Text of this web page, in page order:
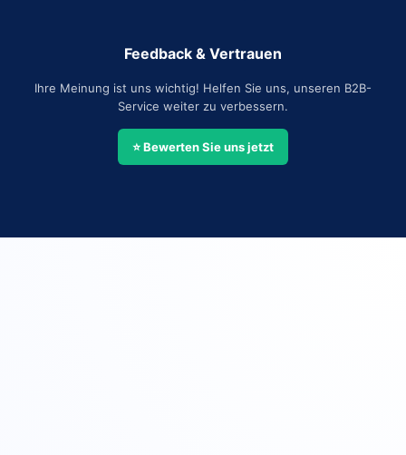
Feedback & Vertrauen
Ihre Meinung ist uns wichtig! Helfen Sie uns, unseren B2B-
Service weiter zu verbessern.
⭐ Bewerten Sie uns jetzt